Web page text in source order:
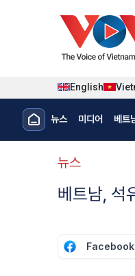
English
Menu trang
뉴스 미디어 베트
menu phụ
뉴스
베트남, 석
Facebook